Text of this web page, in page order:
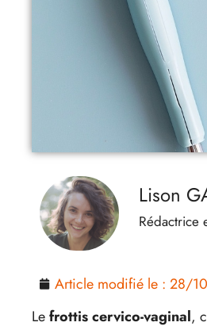
Lison
Rédactrice
Article modifié le : 28/
Lefrottis cervico-vaginal,